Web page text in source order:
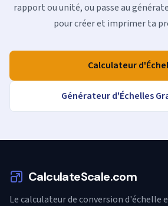
rapport ou unité, ou passe au
pour créer et imprimer ta
Calculateur
Générateur d'Échelles
CalculateScale.com
Le calculateur de conversion